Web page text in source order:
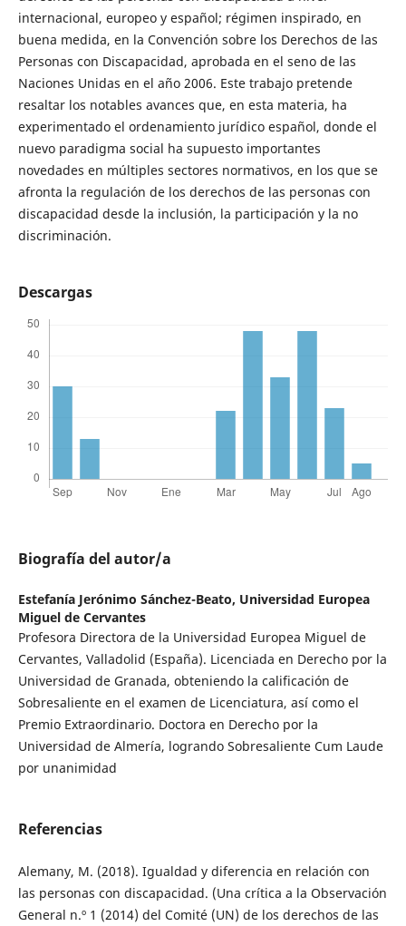
internacional, europeo y español; régimen inspirado, en
buena medida, en la Convención sobre los Derechos de las
Personas con Discapacidad, aprobada en el seno de las
Naciones Unidas en el año 2006. Este trabajo pretende
resaltar los notables avances que, en esta materia, ha
experimentado el ordenamiento jurídico español, donde el
nuevo paradigma social ha supuesto importantes
novedades en múltiples sectores normativos, en los que se
afronta la regulación de los derechos de las personas con
discapacidad desde la inclusión, la participación y la no
discriminación.
Descargas
Biografía del autor/a
Estefanía Jerónimo Sánchez-Beato, Universidad Europea
Miguel de Cervantes
Profesora Directora de la Universidad Europea Miguel de
Cervantes, Valladolid (España). Licenciada en Derecho por la
Universidad de Granada, obteniendo la calificación de
Sobresaliente en el examen de Licenciatura, así como el
Premio Extraordinario. Doctora en Derecho por la
Universidad de Almería, logrando Sobresaliente Cum Laude
por unanimidad
Referencias
Alemany, M. (2018). Igualdad y diferencia en relación con
las personas con discapacidad. (Una crítica a la Observación
General n.º 1 (2014) del Comité (UN) de los derechos de las